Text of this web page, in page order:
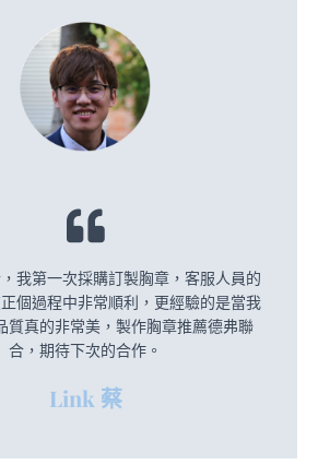
我第一次採購訂製胸章，客服人員的
個過程中非常順利，更經驗的是當我
質真的非常美，製作胸章推薦德弗聯
合，期待下次的合作。
Link 蔡